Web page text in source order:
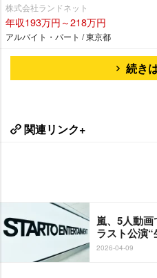
株式会社ランドネット
年収193万円～218万円
アルバイト・パート / 東京都
続き
関連リンク+
嵐、5人動
ラスト公演
2026-04-09